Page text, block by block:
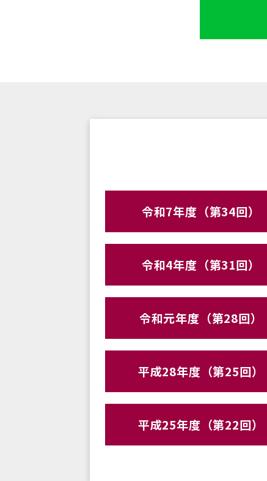
令和7年度（第34回）
令和4年度（第31回）
令和元年度（第28回）
平成28年度（第25回）
平成25年度（第22回）